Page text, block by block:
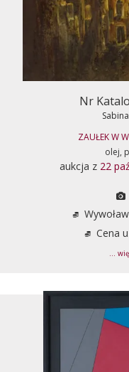
Nr
ZAUŁEK W
olej,
aukcja z 22
Cena
...